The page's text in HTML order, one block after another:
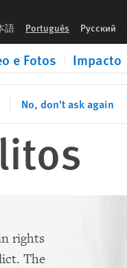
語 Português Русский
e Fotos Impacto
No, don't ask again
rights
The